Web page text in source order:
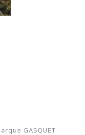
GASQUET